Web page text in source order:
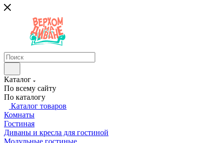
Каталог
По всему сайту
По каталогу
Каталог товаров
Комнаты
Гостиная
Диваны и кресла для гостиной
Модульные гостиные